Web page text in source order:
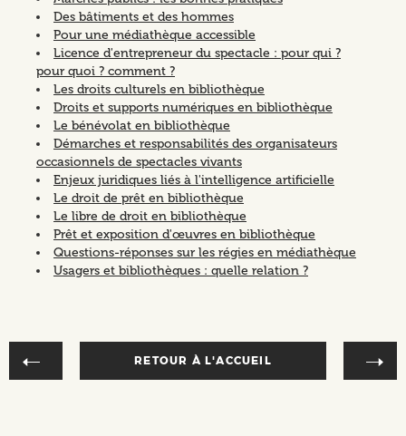
Des bâtiments et des hommes
Pour une médiathèque accessible
Licence d'entrepreneur du spectacle : pour qui ?
pour quoi ? comment ?
Les droits culturels en bibliothèque
Droits et supports numériques en bibliothèque
Le bénévolat en bibliothèque
Démarches et responsabilités des organisateurs
occasionnels de spectacles vivants
Enjeux juridiques liés à l'intelligence artificielle
Le droit de prêt en bibliothèque
Le libre de droit en bibliothèque
Prêt et exposition d'œuvres en bibliothèque
Questions-réponses sur les régies en médiathèque
Usagers et bibliothèques : quelle relation ?
RETOUR À L'ACCUEIL